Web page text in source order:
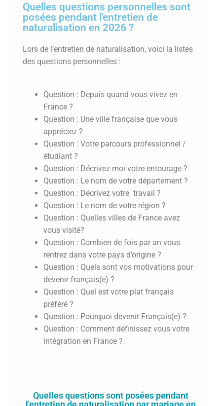
Quelles questions personnelles sont
posées pendant l'entretien de
naturalisation en 2026 ?
Lors de l’entretien de naturalisation, voici la listes
des questions personnelles :
Question : Depuis quand vous vivez en
France ?
Question : Une ville française que vous
appréciez ?
Question : Votre parcours professionnel /
étudiant ?
Question : Décrivez moi votre entourage ?
Question : Le nom de votre département ?
Question : Décrivez votre travail ?
Question : Le nom de votre région ?
Question : Quelles villes de France avez
vous visité?
Question : Combien de fois par an vous
rentrez dans votre pays d’origine ?
Question : Quels sont vos motivations pour
devenir français(e) ?
Question : Quel est votre plat français
préféré ?
Question : Pourquoi devenir Français(e) ?
Question : Comment définissez vous votre
intégration en France ?
Quelles questions sont posées pendant